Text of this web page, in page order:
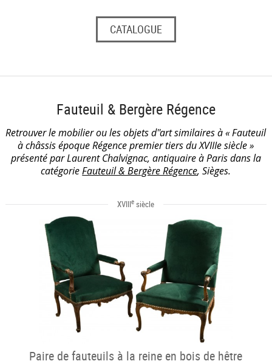
CATALOGUE
Fauteuil & Bergère Régence
Retrouver le mobilier ou les objets d''art similaires à « Fauteuil
à châssis époque Régence premier tiers du XVIIIe siècle »
présenté par Laurent Chalvignac, antiquaire à Paris dans la
catégorieFauteuil & Bergère Régence, Sièges.
XVIIIe siècle
Paire de fauteuils à la reine en bois de hêtre